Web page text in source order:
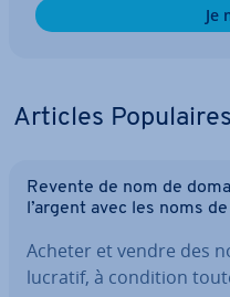
Je
Articles Po­pu­laires
Revente de nom de
l’argent avec les noms
Acheter et vendre des
lucratif, à condition